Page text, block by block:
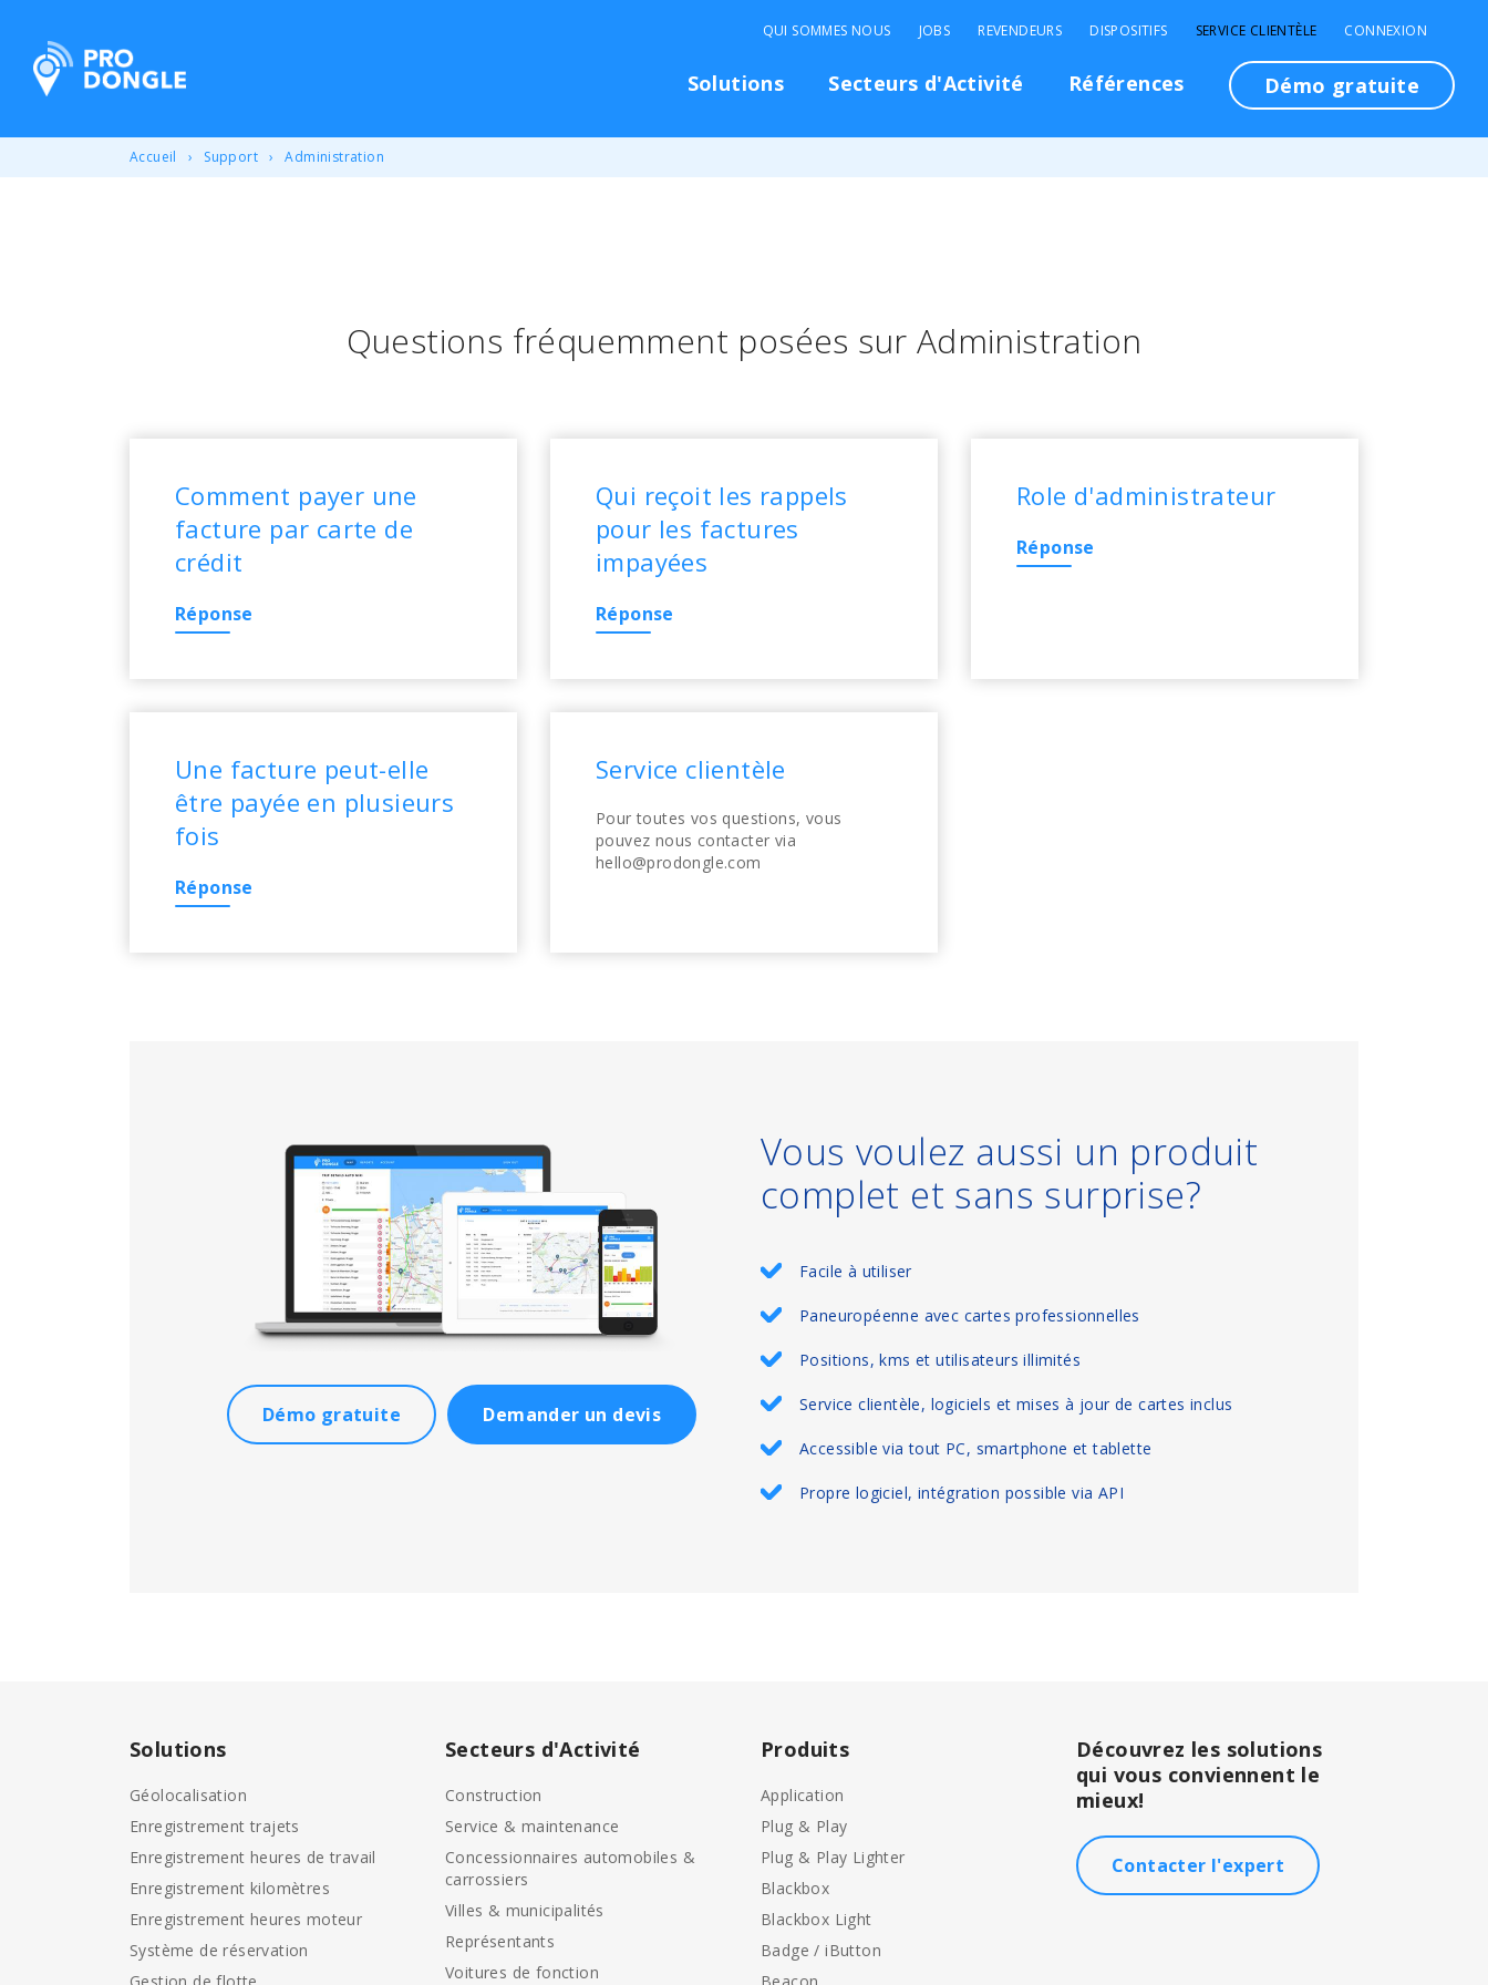
ProDongle Géolocalisation
Solutions Secteurs d'Activité Références Démo gratuite
QUI SOMMES NOUS JOBS REVENDEURS DISPOSITIFS SERVICE CLIENTÈLE CONNEXION
Accueil Support Administration
Questions fréquemment posées sur Administration
Comment payer une
facture par carte de
crédit
Réponse
Qui reçoit les rappels
pour les factures
impayées
Réponse
Role d'administrateur
Réponse
Une facture peut-elle
être payée en plusieurs
fois
Réponse
Service clientèle
Pour toutes vos questions, vous
pouvez nous contacter via
hello@prodongle.com
Démo gratuite Demander un devis
Vous voulez aussi un produit
complet et sans surprise?
Facile à utiliser
Paneuropéenne avec cartes professionnelles
Positions, kms et utilisateurs illimités
Service clientèle, logiciels et mises à jour de cartes inclus
Accessible via tout PC, smartphone et tablette
Propre logiciel, intégration possible via API
Solutions
Géolocalisation
Enregistrement trajets
Enregistrement heures de travail
Enregistrement kilomètres
Enregistrement heures moteur
Système de réservation
Secteurs d'Activité
Construction
Service & maintenance
Concessionnaires automobiles &
carrossiers
Villes & municipalités
Représentants
Voitures de fonction
Produits
Application
Plug & Play
Plug & Play Lighter
Blackbox
Blackbox Light
Badge / iButton
Découvrez les solutions
qui vous conviennent le
mieux!
Contacter l'expert